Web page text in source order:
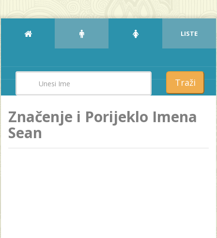
LISTE
Traži
Značenje i Porijeklo Imena
Sean